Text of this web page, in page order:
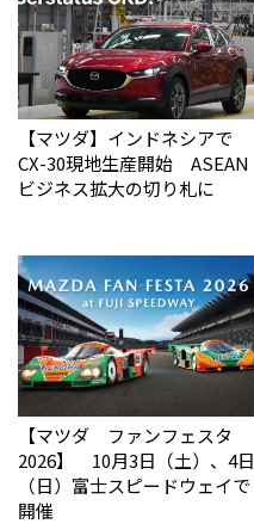
【マツダ】インドネシアで
CX-30現地生産開始 ASEAN
ビジネス拡大の切り札に
【マツダ ファンフェスタ
2026】 10月3日（土）、4日
（日）富士スピードウェイで
開催